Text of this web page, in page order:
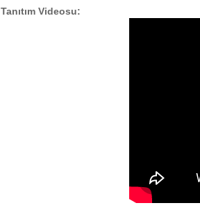
Tanıtım Videosu: